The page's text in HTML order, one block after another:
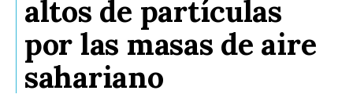
altos de partículas
por las masas de aire
sahariano